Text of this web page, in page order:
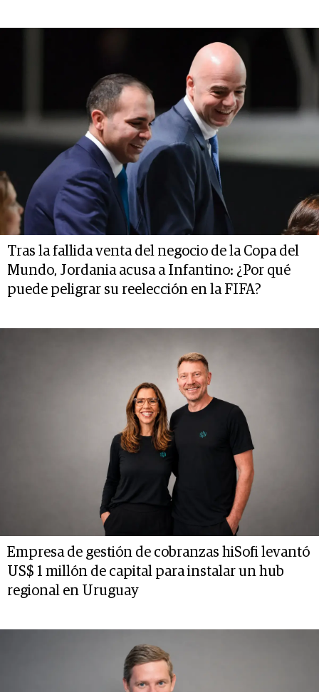
Tras la fallida venta del negocio de la Copa del
Mundo, Jordania acusa a Infantino: ¿Por qué
puede peligrar su reelección en la FIFA?
Empresa de gestión de cobranzas hiSofi levantó
US$ 1 millón de capital para instalar un hub
regional en Uruguay